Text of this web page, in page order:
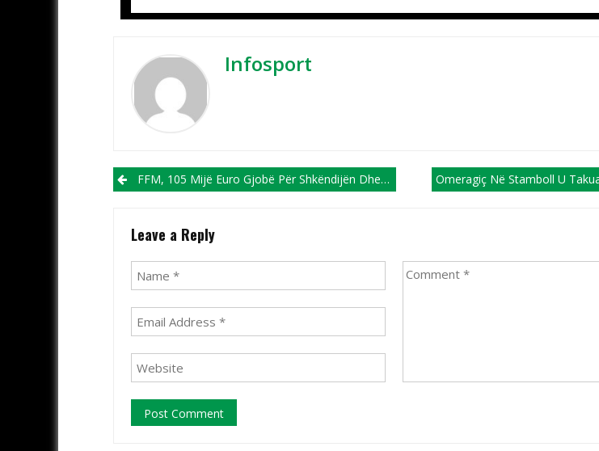
Infosport
Post navigation
FFM, 105 Mijë Euro Gjobë Për Shkëndijën Dhe Përjashtim Nga Garat E Kupës Për Edicionin 2026/27! Omeragiç Në Stamboll U Takua Me Homologun
Leave a Reply